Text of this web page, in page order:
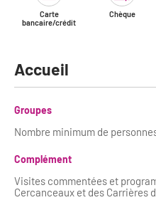
Remise des Prix
Carte
bancaire/crédit
Chèque
Accueil
Groupes
Nombre minimum de personnes
Complément
Visites commentées et
Cercanceaux et des Carrières